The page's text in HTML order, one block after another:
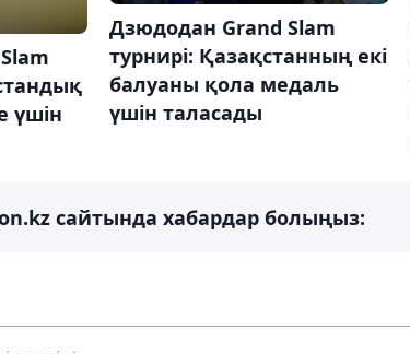
үшін
Дзюдодан Grand Slam
турнирі: Қазақстанның екі
балуаны қола медаль
үшін таласады
сайтында хабардар болыңыз: